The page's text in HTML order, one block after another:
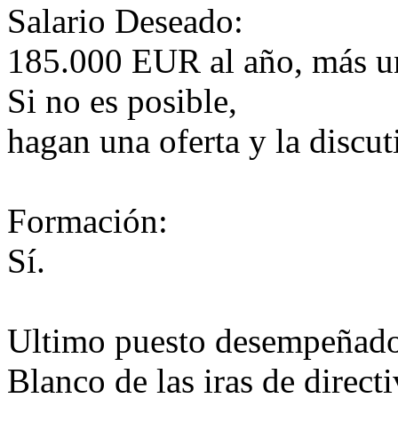
Salario Deseado:
185.000 EUR al año, más
Si no es posible,
hagan una oferta y la
Formación:
Sí.
Ultimo puesto
Blanco de las iras de